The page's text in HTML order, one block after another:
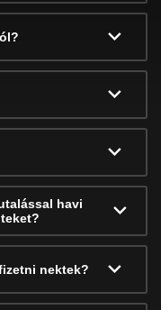
havi
nektek?